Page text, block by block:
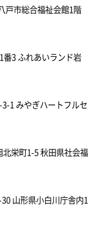
戸市総合福祉会館1階
3 ふれあいランド岩
1 みやぎハートフルセ
栄町1-5 秋田県社会福
山形県小白川庁舎内1